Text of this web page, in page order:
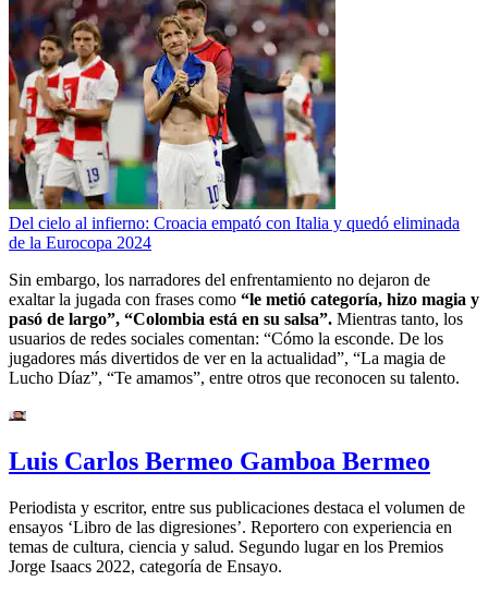
Del cielo al infierno: Croacia empató con Italia y quedó eliminada
de la Eurocopa 2024
Sin embargo, los narradores del enfrentamiento no dejaron de
exaltar la jugada con frases como “le metió categoría, hizo magia y
pasó de largo”, “Colombia está en su salsa”. Mientras tanto, los
usuarios de redes sociales comentan: “Cómo la esconde. De los
jugadores más divertidos de ver en la actualidad”, “La magia de
Lucho Díaz”, “Te amamos”, entre otros que reconocen su talento.
Luis Carlos Bermeo Gamboa Bermeo
Periodista y escritor, entre sus publicaciones destaca el volumen de
ensayos ‘Libro de las digresiones’. Reportero con experiencia en
temas de cultura, ciencia y salud. Segundo lugar en los Premios
Jorge Isaacs 2022, categoría de Ensayo.